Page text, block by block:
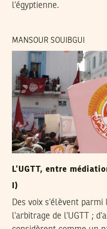
l’égyptienne.
MANSOUR SOUIBGUI
L’UGTT, entre
I)
Des voix s’élèvent
l’arbitrage de l’UGTT ;